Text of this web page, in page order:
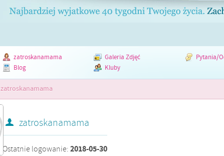
zatroskanamama Galeria Zdjęć
Pytania/
Blog
Kluby
zatroskanamama
zatroskanamama
Ostatnie logowanie: 2018-05-30